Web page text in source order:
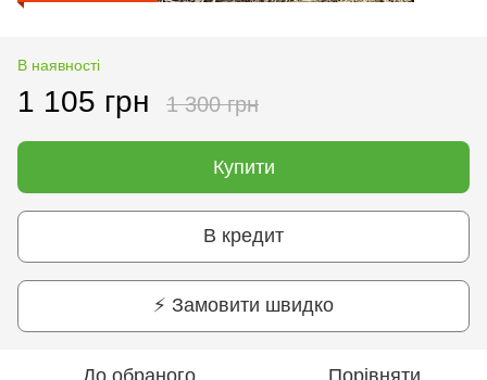
В наявності
1 105 грн 1 300 грн
Купити
В кредит
⚡ Замовити швидко
До обраного Порівняти